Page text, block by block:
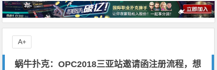
蜗牛扑克：OPC2018三亚站邀请函注册流程，想
A+